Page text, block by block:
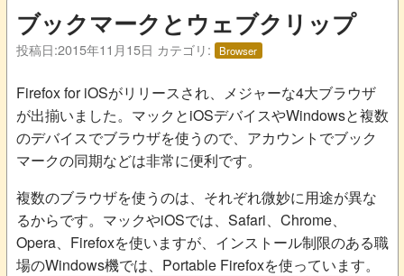
ブックマークとウェブクリップ
投稿日:2015年11月15日 カテゴリ: Browser
Firefox for iOSがリリースされ、メジャーな4大ブラウザ
が出揃いました。マックとiOSデバイスやWindowsと複数
のデバイスでブラウザを使うので、アカウントでブック
マークの同期などは非常に便利です。
複数のブラウザを使うのは、それぞれ微妙に用途が異な
るからです。マックやiOSでは、Safari、Chrome、
Opera、Firefoxを使いますが、インストール制限のある職
場のWindows機では、Portable Firefoxを使っています。